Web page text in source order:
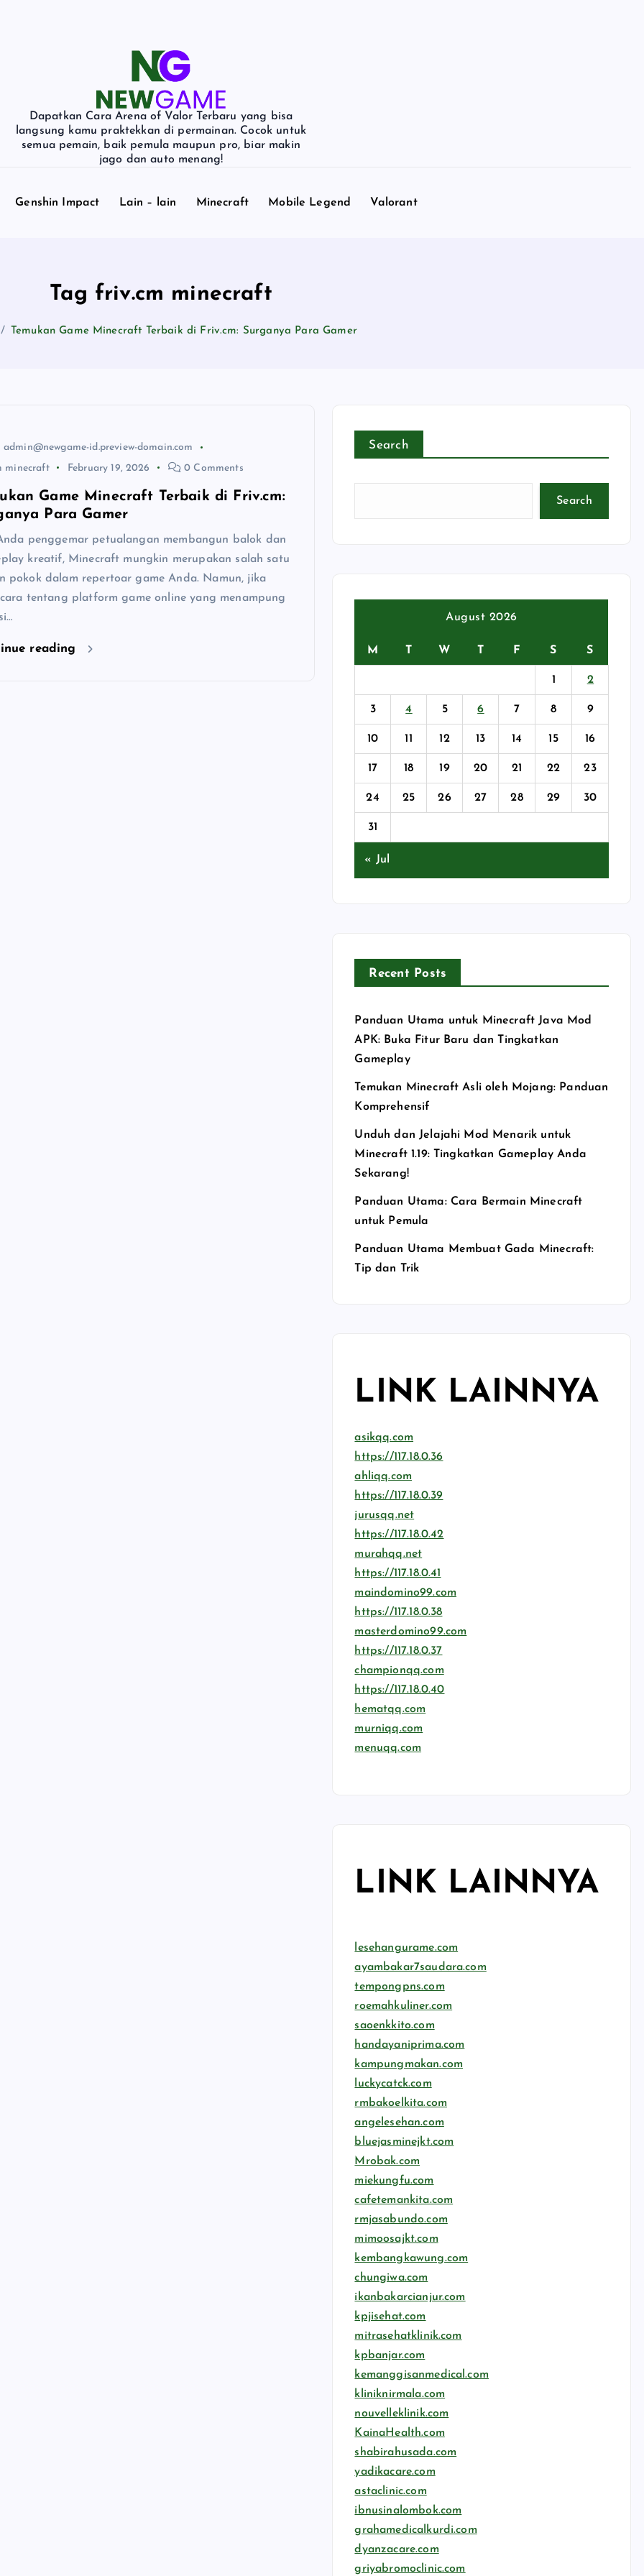
Dapatkan Cara Arena of Valor Terbaru yang bisa
langsung kamu praktekkan di permainan. Cocok untuk
semua pemain, baik pemula maupun pro, biar makin
jago dan auto menang!
Genshin Impact Lain – lain Minecraft Mobile Legend Valorant
Tag friv.cm minecraft
Temukan Game Minecraft Terbaik di Friv.cm: Surganya Para Gamer
admin@newgame-id.preview-domain.com
minecraft
February 19, 2026 0 Comments
Game Minecraft Terbaik di Friv.cm:
Para Gamer
penggemar petualangan membangun balok dan
kreatif, Minecraft mungkin merupakan salah satu
pokok dalam repertoar game Anda. Namun, jika
tentang platform game online yang menampung
reading
Search
Search
August 2026
M T W T F S S
1 2
3 4 5 6 7 8 9
10 11 12 13 14 15 16
17 18 19 20 21 22 23
24 25 26 27 28 29 30
31
« Jul
Recent Posts
Panduan Utama untuk Minecraft Java Mod
APK: Buka Fitur Baru dan Tingkatkan
Gameplay
Temukan Minecraft Asli oleh Mojang: Panduan
Komprehensif
Unduh dan Jelajahi Mod Menarik untuk
Minecraft 1.19: Tingkatkan Gameplay Anda
Sekarang!
Panduan Utama: Cara Bermain Minecraft
untuk Pemula
Panduan Utama Membuat Gada Minecraft:
Tip dan Trik
LINK LAINNYA
asikqq.com
https://117.18.0.36
ahliqq.com
https://117.18.0.39
jurusqq.net
https://117.18.0.42
murahqq.net
https://117.18.0.41
maindomino99.com
https://117.18.0.38
masterdomino99.com
https://117.18.0.37
championqq.com
https://117.18.0.40
hematqq.com
murniqq.com
menuqq.com
LINK LAINNYA
lesehangurame.com
ayambakar7saudara.com
tempongpns.com
roemahkuliner.com
saoenkkito.com
handayaniprima.com
kampungmakan.com
luckycatck.com
rmbakoelkita.com
angelesehan.com
bluejasminejkt.com
Mrobak.com
miekungfu.com
cafetemankita.com
rmjasabundo.com
mimoosajkt.com
kembangkawung.com
chungiwa.com
ikanbakarcianjur.com
kpjisehat.com
mitrasehatklinik.com
kpbanjar.com
kemanggisanmedical.com
kliniknirmala.com
nouvelleklinik.com
KainaHealth.com
shabirahusada.com
yadikacare.com
astaclinic.com
ibnusinalombok.com
grahamedicalkurdi.com
dyanzacare.com
griyabromoclinic.com